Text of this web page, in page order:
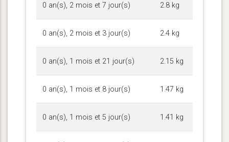
0 an(s), 2 mois et 7 jour(s) 2.8 kg
0 an(s), 2 mois et 3 jour(s) 2.4 kg
0 an(s), 1 mois et 21 jour(s) 2.15 kg
0 an(s), 1 mois et 8 jour(s) 1.47 kg
0 an(s), 1 mois et 5 jour(s) 1.41 kg